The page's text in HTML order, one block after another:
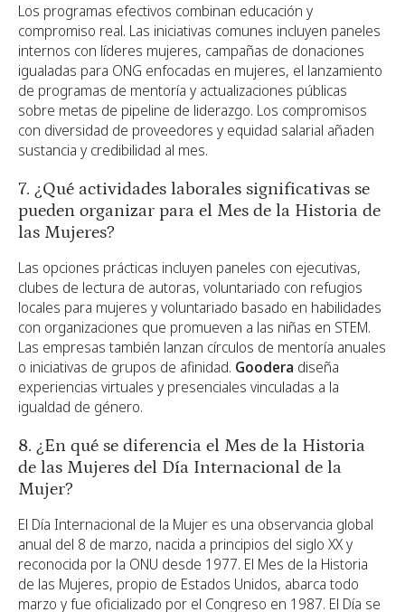
Los programas efectivos combinan educación y
compromiso real. Las iniciativas comunes incluyen paneles
internos con líderes mujeres, campañas de donaciones
igualadas para ONG enfocadas en mujeres, el lanzamiento
de programas de mentoría y actualizaciones públicas
sobre metas de pipeline de liderazgo. Los compromisos
con diversidad de proveedores y equidad salarial añaden
sustancia y credibilidad al mes.
7. ¿Qué actividades laborales significativas se
pueden organizar para el Mes de la Historia de
las Mujeres?
Las opciones prácticas incluyen paneles con ejecutivas,
clubes de lectura de autoras, voluntariado con refugios
locales para mujeres y voluntariado basado en habilidades
con organizaciones que promueven a las niñas en STEM.
Las empresas también lanzan círculos de mentoría anuales
o iniciativas de grupos de afinidad. Goodera diseña
experiencias virtuales y presenciales vinculadas a la
igualdad de género.
8. ¿En qué se diferencia el Mes de la Historia
de las Mujeres del Día Internacional de la
Mujer?
El Día Internacional de la Mujer es una observancia global
anual del 8 de marzo, nacida a principios del siglo XX y
reconocida por la ONU desde 1977. El Mes de la Historia
de las Mujeres, propio de Estados Unidos, abarca todo
marzo y fue oficializado por el Congreso en 1987. El Día se